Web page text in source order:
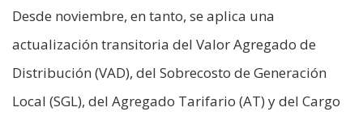
Desde noviembre, en tanto, se aplica una
actualización transitoria del Valor Agregado de
Distribución (VAD), del Sobrecosto de Generación
Local (SGL), del Agregado Tarifario (AT) y del Cargo